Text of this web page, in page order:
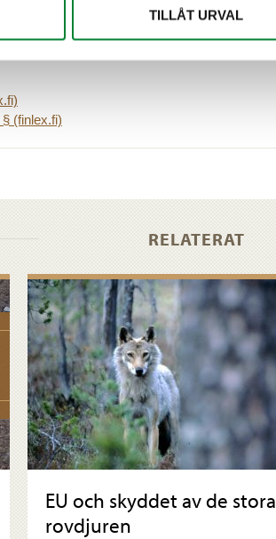
TILLÅT URVAL
a kap. 1 § (finlex.fi)
(finlex.fi)
RELATERAT
EU och skyddet av de stora
rovdjuren